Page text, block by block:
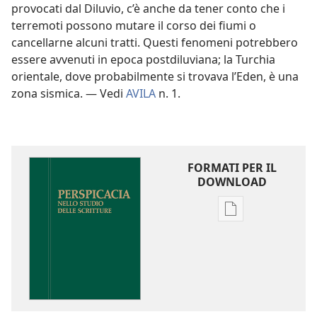
provocati dal Diluvio, c’è anche da tener conto che i
terremoti possono mutare il corso dei fiumi o
cancellarne alcuni tratti. Questi fenomeni potrebbero
essere avvenuti in epoca postdiluviana; la Turchia
orientale, dove probabilmente si trovava l’Eden, è una
zona sismica. — Vedi AVILA n. 1.
FORMATI PER IL
DOWNLOAD
Opzioni